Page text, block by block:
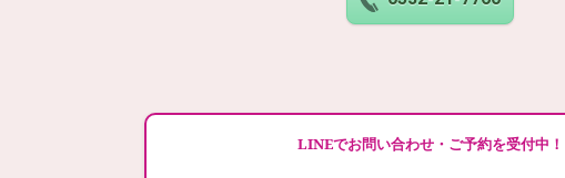
LINEでお問い合わせ・ご予約を受付中！